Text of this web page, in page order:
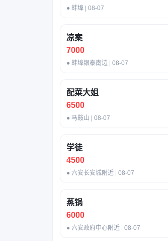
● 蚌埠 | 08-07
凉案
7000
● 蚌埠银泰南边 | 08-07
配菜大姐
6500
● 马鞍山 | 08-07
学徒
4500
● 六安长安城附近 | 08-07
蒸锅
6000
● 六安政府中心附近 | 08-07